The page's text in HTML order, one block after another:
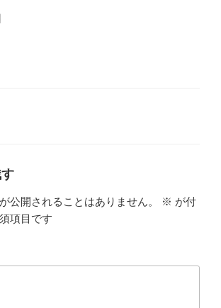
公開されることはありません。 ※ が付
項目です